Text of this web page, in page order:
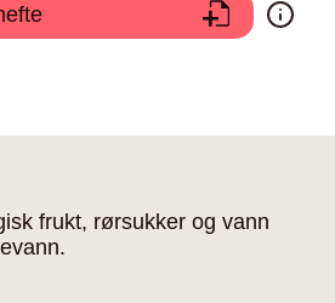
frukt, rørsukker og vann